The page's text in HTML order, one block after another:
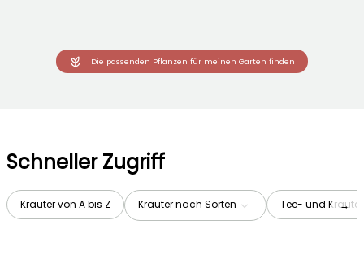
Die passenden Pflanzen für meinen Garten finden
Schneller Zugriff
Kräuter von A bis Z Kräuter nach Sorten Tee- und →